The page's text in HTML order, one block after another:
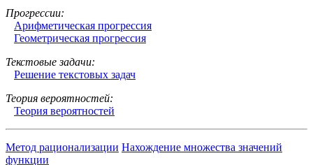
Прогрессии:
Арифметическая прогрессия
Геометрическая прогрессия
Текстовые задачи:
Решение текстовых задач
Теория вероятностей:
Теория вероятностей
Метод рационализации Нахождение множества значений
функции